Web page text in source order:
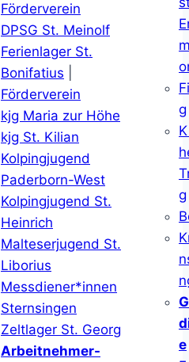
Förderverein
DPSG St. Meinolf
Ferienlager St.
Bonifatius
Förderverein
kjg Maria zur Höhe
kjg St. Kilian
Kolpingjugend
Paderborn-West
Kolpingjugend St.
Heinrich
Malteserjugend St.
Liborius
Messdiener*innen
Sternsingen
Zeltlager St. Georg
Arbeitnehmer-
g
g
e